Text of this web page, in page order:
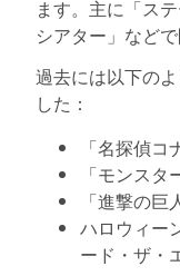
ます。主に「ス
シアター」など
過去には以下の
した：
「名探偵コ
「モンスタ
「進撃の巨
ハロウィー
ード・ザ・